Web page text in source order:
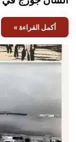
أكمل القراءة »